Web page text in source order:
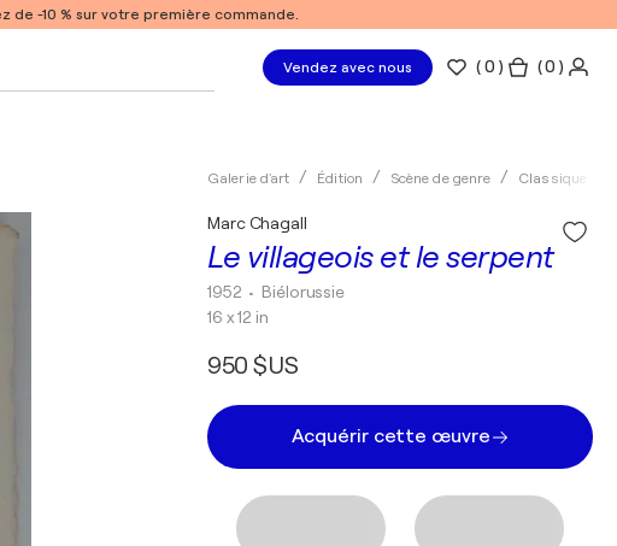
-10 % sur votre première commande.
Vendez avec nous (0 ) ( 0 )
Galerie d'art Édition Scène de genre Classique
Le villageois et le serpent
Marc Chagall
1952 • Biélorussie
16 x 12 in
950 $US
Acquérir cette œuvre